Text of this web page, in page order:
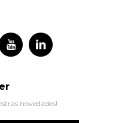
 
novedades!